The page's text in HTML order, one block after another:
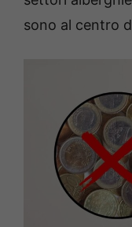
sono al centro